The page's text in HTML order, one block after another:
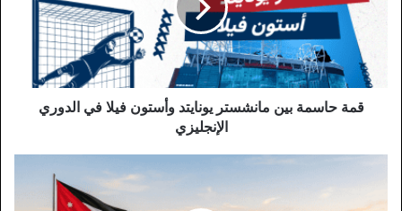
يونايتد
وأستون
الدوري
الإنجليزيقمة حاسمة بين مانشستر يونايتد وأستون فيلا في الدوري
الإنجليزي
تقدماً